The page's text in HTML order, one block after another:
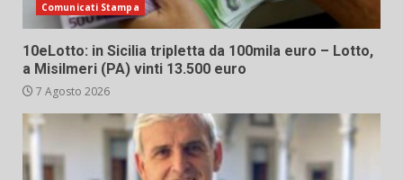
Comunicati Stampa
10eLotto: in Sicilia tripletta da 100mila euro – Lotto,
a Misilmeri (PA) vinti 13.500 euro
7 Agosto 2026